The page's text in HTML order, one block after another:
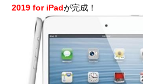
2019 for iPadが完成！